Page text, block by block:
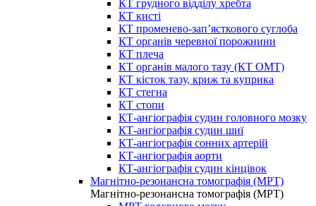
КТ грудного відділу хребта
КТ кисті
КТ променево-зап’ясткового суглоба
КТ органів черевної порожнини
КТ плеча
КТ органів малого тазу (КТ ОМТ)
КТ кісток тазу, криж та куприка
КТ стегна
КТ стопи
КТ-ангіографія судин головного мозку
КТ-ангіографія судин шиї
КТ-ангіографія сонних артерій
КТ-ангіографія аорти
КТ-ангіографія судин кінцівок
Магнітно-резонансна томографія (МРТ)
Магнітно-резонансна томографія (МРТ)